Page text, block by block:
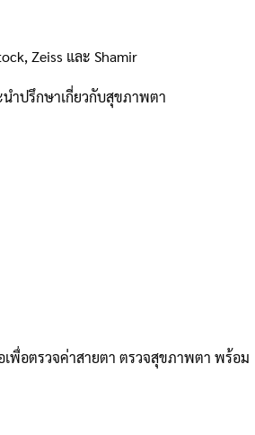
Zeiss และ Shamir
ำปรึกษาเกี่ยวกับสุขภาพตา
พื่อตรวจค่าสายตา ตรวจสุขภาพตา พร้อม